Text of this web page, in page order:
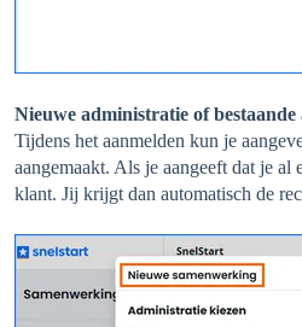
Nieuwe administratie of
Tijdens het aanmelden kun je
aangemaakt. Als je aangeeft dat je al
klant. Jij krijgt dan automatisch de